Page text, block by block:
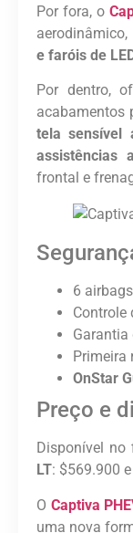
Por fora, o
aerodinâmico,
e faróis de
Por dentro,
acabamentos
tela sensível
assistências
frontal e
6 airbags
Controle
Garantia
Primeira
OnStar
Preço e
Disponível no
LT: $569.900 e
O Captiva
uma nova